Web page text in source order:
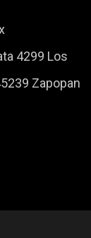
4299 Los
Zapopan